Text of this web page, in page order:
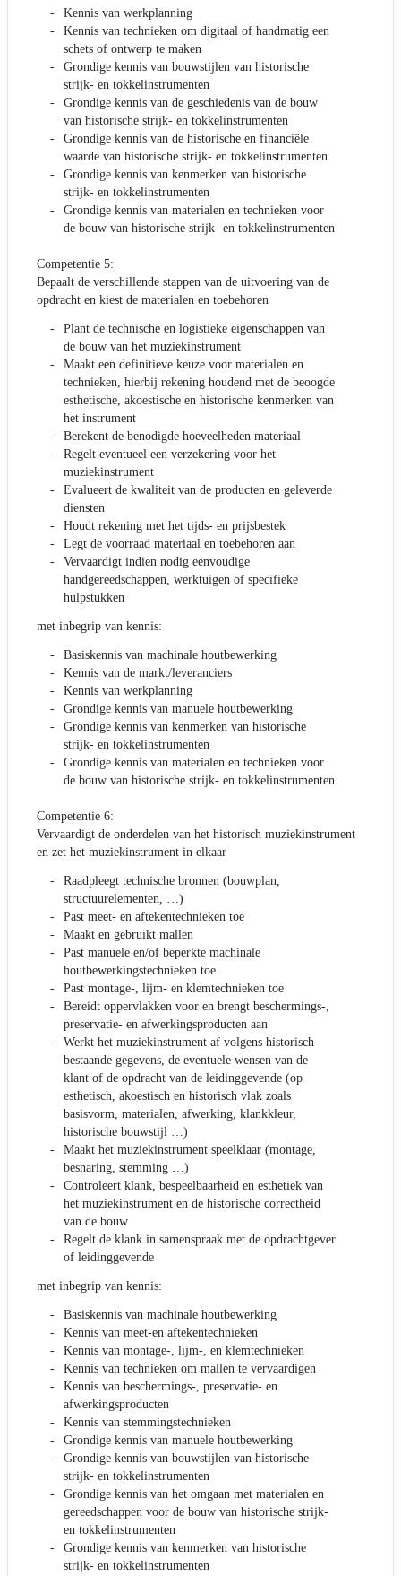
Kennis van werkplanning
Kennis van technieken om digitaal of handmatig een
schets of ontwerp te maken
Grondige kennis van bouwstijlen van historische
strijk- en tokkelinstrumenten
Grondige kennis van de geschiedenis van de bouw
van historische strijk- en tokkelinstrumenten
Grondige kennis van de historische en financiële
waarde van historische strijk- en tokkelinstrumenten
Grondige kennis van kenmerken van historische
strijk- en tokkelinstrumenten
Grondige kennis van materialen en technieken voor
de bouw van historische strijk- en tokkelinstrumenten
Competentie 5:
Bepaalt de verschillende stappen van de uitvoering van de
opdracht en kiest de materialen en toebehoren
Plant de technische en logistieke eigenschappen van
de bouw van het muziekinstrument
Maakt een definitieve keuze voor materialen en
technieken, hierbij rekening houdend met de beoogde
esthetische, akoestische en historische kenmerken van
het instrument
Berekent de benodigde hoeveelheden materiaal
Regelt eventueel een verzekering voor het
muziekinstrument
Evalueert de kwaliteit van de producten en geleverde
diensten
Houdt rekening met het tijds- en prijsbestek
Legt de voorraad materiaal en toebehoren aan
Vervaardigt indien nodig eenvoudige
handgereedschappen, werktuigen of specifieke
hulpstukken
met inbegrip van kennis:
Basiskennis van machinale houtbewerking
Kennis van de markt/leveranciers
Kennis van werkplanning
Grondige kennis van manuele houtbewerking
Grondige kennis van kenmerken van historische
strijk- en tokkelinstrumenten
Grondige kennis van materialen en technieken voor
de bouw van historische strijk- en tokkelinstrumenten
Competentie 6:
Vervaardigt de onderdelen van het historisch muziekinstrument
en zet het muziekinstrument in elkaar
Raadpleegt technische bronnen (bouwplan,
structuurelementen, …)
Past meet- en aftekentechnieken toe
Maakt en gebruikt mallen
Past manuele en/of beperkte machinale
houtbewerkingstechnieken toe
Past montage-, lijm- en klemtechnieken toe
Bereidt oppervlakken voor en brengt beschermings-,
preservatie- en afwerkingsproducten aan
Werkt het muziekinstrument af volgens historisch
bestaande gegevens, de eventuele wensen van de
klant of de opdracht van de leidinggevende (op
esthetisch, akoestisch en historisch vlak zoals
basisvorm, materialen, afwerking, klankkleur,
historische bouwstijl …)
Maakt het muziekinstrument speelklaar (montage,
besnaring, stemming …)
Controleert klank, bespeelbaarheid en esthetiek van
het muziekinstrument en de historische correctheid
van de bouw
Regelt de klank in samenspraak met de opdrachtgever
of leidinggevende
met inbegrip van kennis:
Basiskennis van machinale houtbewerking
Kennis van meet-en aftekentechnieken
Kennis van montage-, lijm-, en klemtechnieken
Kennis van technieken om mallen te vervaardigen
Kennis van beschermings-, preservatie- en
afwerkingsproducten
Kennis van stemmingstechnieken
Grondige kennis van manuele houtbewerking
Grondige kennis van bouwstijlen van historische
strijk- en tokkelinstrumenten
Grondige kennis van het omgaan met materialen en
gereedschappen voor de bouw van historische strijk-
en tokkelinstrumenten
Grondige kennis van kenmerken van historische
strijk- en tokkelinstrumenten